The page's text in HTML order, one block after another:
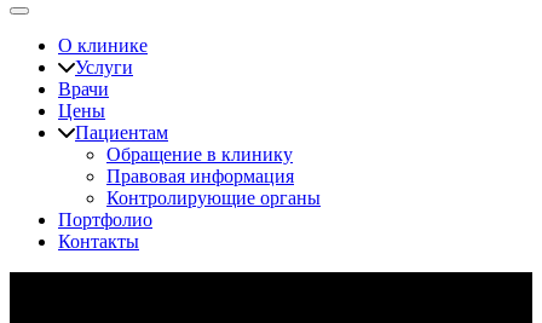
О клинике
Услуги
Врачи
Цены
Пациентам
Обращение в клинику
Правовая информация
Контролирующие органы
Портфолио
Контакты